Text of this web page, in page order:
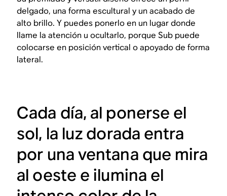
delgado, una forma escultural y un acabado de
alto brillo. Y puedes ponerlo en un lugar donde
llame la atención u ocultarlo, porque Sub puede
colocarse en posición vertical o apoyado de forma
lateral.
Cada día, al ponerse el
sol, la luz dorada entra
por una ventana que mira
al oeste e ilumina el